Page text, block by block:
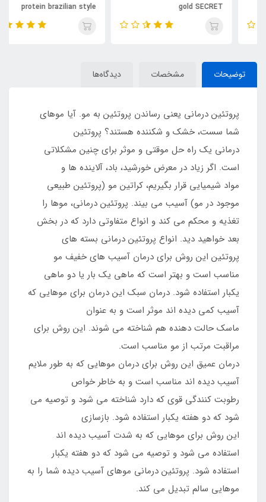
gold SECRET
protein brazilian style
SECRET
توضیحات مشخصات دیدگاه‌ها
پروتئین درمانی یعنی رساندن پروتئین به مو. آیا موهای
شما سست، خشک و شکننده هستند؟ پروتئین
درمانی یک راه حل موقتی و موثر برای چنین مشکلاتی
است. اگر زیاد در معرض خورشید، باد، آلاینده ها و
مواد شیمیایی قرار بگیریم، کراتین مو (پروتئین طبیعی
موجود در مو) آسیب می بیند. پروتئین درمانی، موها را
تغذیه و محکم می کند و انواع متفاوتی دارد که در بخش
بعد خواهید دید. انواع پروتئین درمانی بسته های
پروتئین این روش برای درمان آسیب های خفیف مو
مناسب است و بهتر است که ماهی یک بار یا دو ماهی
یکبار استفاده شود. درمان سبک این درمان برای موهایی که
آسیب کمی دیده اند موثر است و به عنوان
ماسک حالت دهنده هم شناخته می شوند. این روش برای
مراقبت مرتب از مو مناسب است.
درمان عمیق این روش برای درمان موهایی که به طور ملایم
آسیب دیده اند مناسب است و به خاطر خواص
رطوبت کنندگی قوی که دارد شناخته می شود و توصیه می
شود که دو هفته یکبار استفاده شود. بازسازی
این روش برای موهایی که به شدت آسیب دیده اند
استفاده می شود و توصیه می شود که دو هفته یکبار
استفاده شود. پروتئین درمانی موهای آسیب دیده شما را به
موهایی سالم تبدیل می کند.